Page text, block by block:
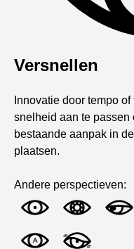
Versnellen
Innovatie door tempo
snelheid aan te passen
bestaande aanpak in
plaatsen.
Andere perspectieven: